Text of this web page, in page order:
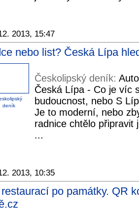
2013, 15:47
nebo list? Česká Lípa
deník
Českolipský deník:
Česká Lípa - Co je víc
budoucnost, nebo S
Je to moderní, nebo
radnice chtělo připravit
...
2013, 10:35
po památky. QR